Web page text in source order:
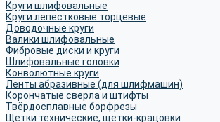
Круги шлифовальные
Круги лепестковые торцевые
Доводочные круги
Валики шлифовальные
Фибровые диски и круги
Шлифовальные головки
Конволютные круги
Ленты абразивные (для шлифмашин)
Корончатые сверла и штифты
Твёрдосплавные борфрезы
Щетки технические, щетки-крацовки